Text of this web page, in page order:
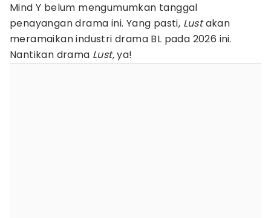
Mind Y belum mengumumkan tanggal
penayangan drama ini. Yang pasti, Lustakan
meramaikan industri drama BL pada 2026 ini.
Nantikan drama Lust,ya!